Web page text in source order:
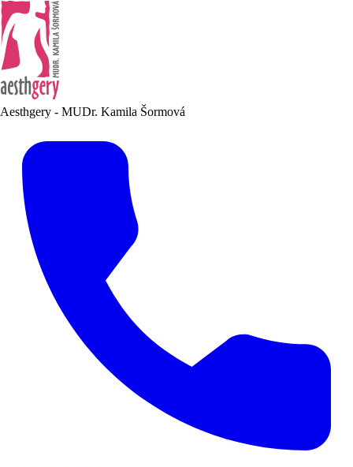
Aesthgery - MUDr. Kamila Šormová